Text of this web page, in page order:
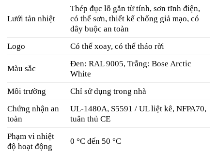
Lưới tản nhiệt
Thép đục lỗ gắn từ tính, sơn tĩnh điện,
có thể sơn, thiết kế chống giả mạo, có
dây buộc an toàn
Logo
Có thể xoay, có thể tháo rời
Màu sắc
Đen: RAL 9005, Trắng: Bose Arctic
White
Môi trường
Chỉ sử dụng trong nhà
Chứng nhận an
toàn
UL-1480A, S5591 / UL liệt kê, NFPA70,
tuân thủ CE
Phạm vi nhiệt
độ hoạt động
0 °C đến 50 °C